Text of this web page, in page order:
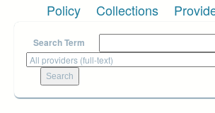
Policy Collections
Search Term